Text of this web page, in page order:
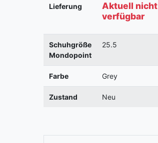
Lieferung
Aktuell nicht
verfügbar
Schuhgröße
Mondopoint
25.5
Farbe Grey
Zustand Neu